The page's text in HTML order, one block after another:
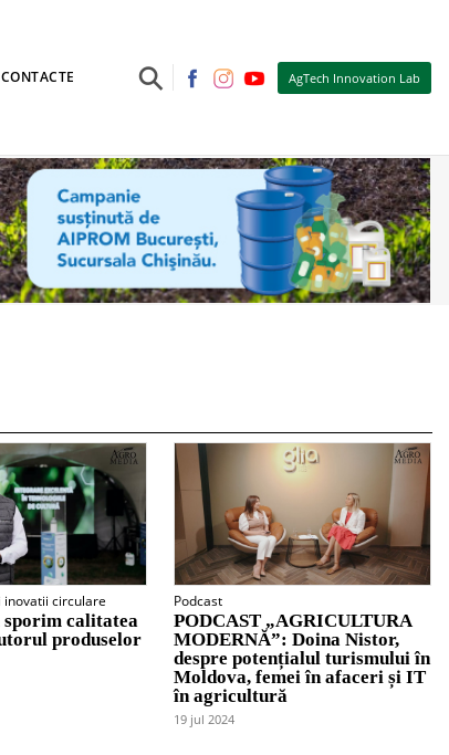
CONTACTE ⚲ AgTech Innovation Lab
inovatii circulare
calitatea
produselor
Podcast
PODCAST „AGRICULTURA
MODERNĂ”: Doina Nistor,
despre potențialul turismului în
Moldova, femei în afaceri și IT
în agricultură
19 jul 2024